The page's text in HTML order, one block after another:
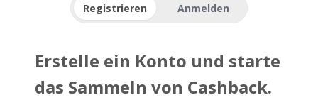
Registrieren Anmelden
Erstelle ein Konto und starte
das Sammeln von Cashback.